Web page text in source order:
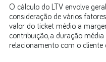
O cálculo do LTV envolve
consideração de vários
valor do ticket médio, a
contribuição, a duração média
relacionamento com o cliente